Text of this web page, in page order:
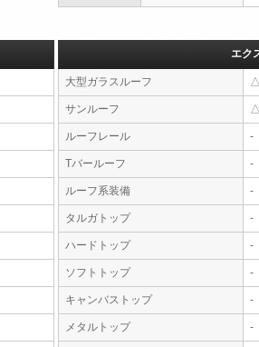
エク
大型ガラスルーフ
サンルーフ
ルーフレール -
Tバールーフ -
ルーフ系装備 -
タルガトップ -
ハードトップ -
ソフトトップ -
キャンバストップ -
メタルトップ -